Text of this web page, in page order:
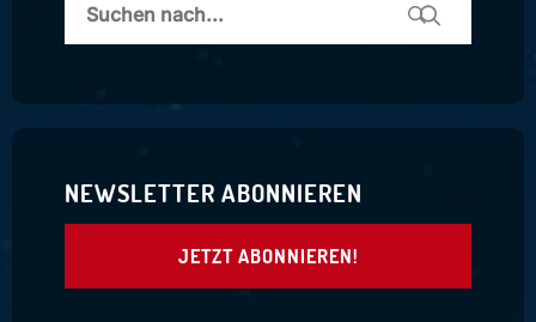
NEWSLETTER ABONNIEREN
JETZT ABONNIEREN!